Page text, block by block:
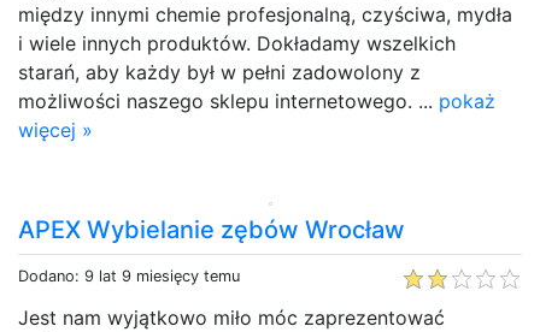
między innymi chemie profesjonalną, czyściwa, mydła
i wiele innych produktów. Dokładamy wszelkich
starań, aby każdy był w pełni zadowolony z
możliwości naszego sklepu internetowego. ... pokaż
więcej »
APEX Wybielanie zębów Wrocław
Dodano: 9 lat 9 miesięcy temu
Jest nam wyjątkowo miło móc zaprezentować